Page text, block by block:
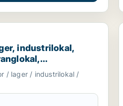
industrilokal, butik, klinik,
industrilokal,
hotell
m.fl.
/ lager / industrilokal /